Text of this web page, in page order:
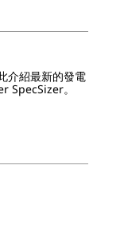
介紹最新的發電
SpecSizer。